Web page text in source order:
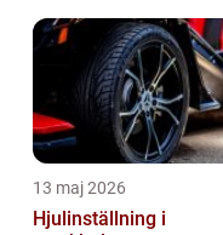
13 maj 2026
Hjulinställning i